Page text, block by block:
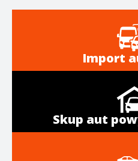
Import
Skup aut